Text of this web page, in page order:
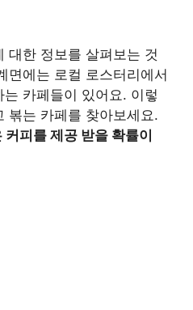
대한 정보를 살펴보는 것
면에는 로컬 로스터리에서
카페들이 있어요. 이렇
볶는 카페를 찾아보세요.
피를 제공 받을 확률이